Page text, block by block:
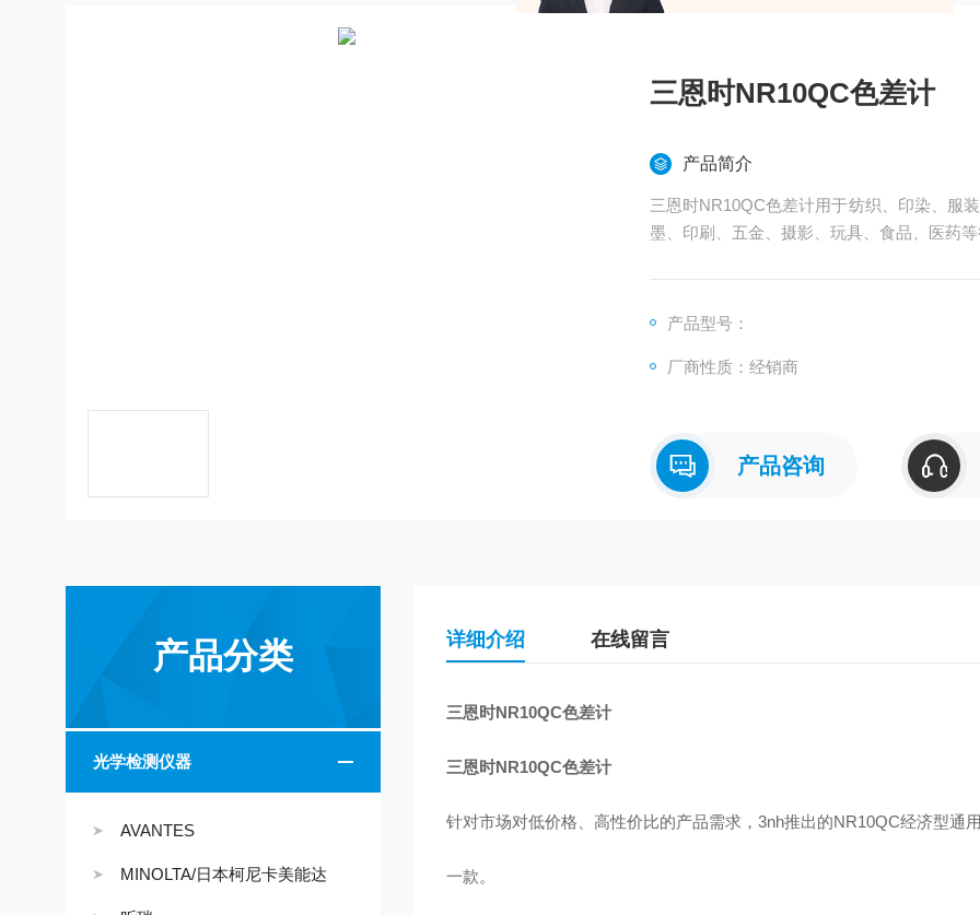
三恩时NR10QC色差计
产品简介
三恩时NR10QC色差计用于纺织、印染、服
墨、印刷、五金、摄影、玩具、食品、医药
产品型号：
厂商性质：经销商
产品咨询
产品分类
光学检测仪器
AVANTES
MINOLTA/日本柯尼卡美能达
详细介绍 在线留言
三恩时NR10QC色差计
三恩时NR10QC色差计
针对市场对低价格、高性价比的产品需求，3nh推出的NR10QC经济型通
一款。